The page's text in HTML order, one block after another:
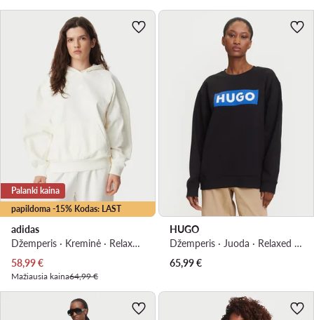
papildoma -15% Kodas: LAST
Palanki kaina
adidas
Džemperis · Kreminė · Relaxed Fit
Dabartinė kaina
58,99€
Mažiausia kaina64,99 €
HUGO
Džemperis · Juoda · Relaxed Fit
65,99€